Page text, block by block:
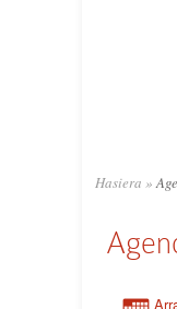
Hasiera »